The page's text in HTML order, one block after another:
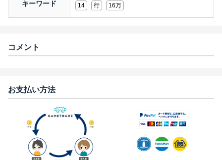
キーワード
14
行 16万
コメント
お支払い方法